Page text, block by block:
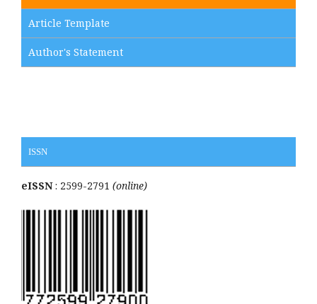
Article Template
Author's Statement
ISSN
eISSN: 2599-2791 (online)